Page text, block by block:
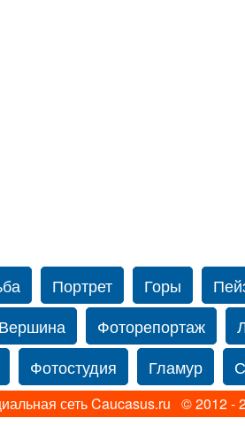
Портрет Горы
Вершина Фоторепортаж
Фотостудия Гламур
Перевал Ущелье
сеть Caucasus.ru © 2012 -